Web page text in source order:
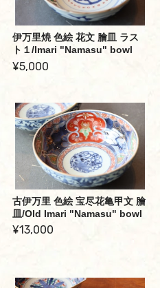
伊万里焼 色絵 花文 膾皿 ラス
ト１/Imari "Namasu" bowl
¥5,000
古伊万里 色絵 宝尽花亀甲文 膾
皿/Old Imari "Namasu" bowl
¥13,000